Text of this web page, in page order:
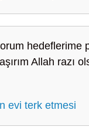
hedeflerime
Allah razı
evi terk etmesi